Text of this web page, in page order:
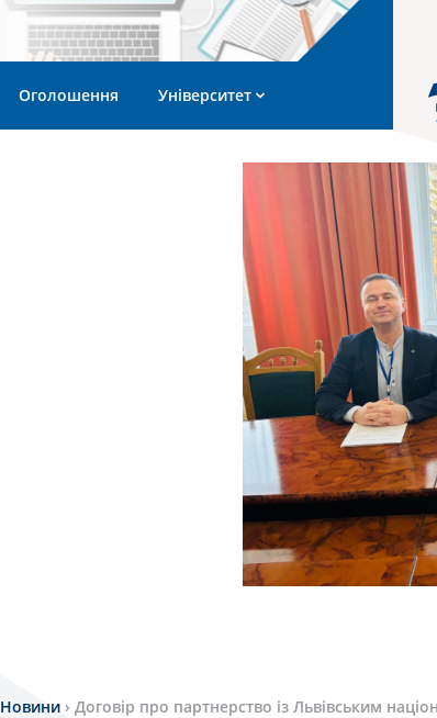
Оголошення Університет
Новини › Договір про партнерство із Львівським